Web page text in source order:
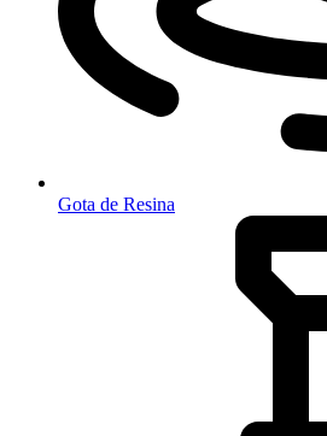
Gota de Resina